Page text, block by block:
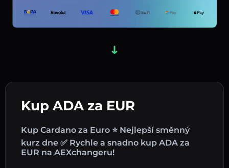
Kup ADA za EUR
Kup Cardano za Euro ⭐ Nejlepší směnný
kurz dne ✅ Rychle a snadno kup ADA za
EUR na AEXchangeru!